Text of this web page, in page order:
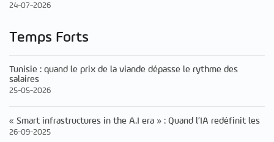
24-07-2026
Temps Forts
Tunisie : quand le prix de la viande dépasse le rythme des
salaires
25-05-2026
« Smart infrastructures in the A.I era » : Quand l’IA redéfinit les
26-09-2025